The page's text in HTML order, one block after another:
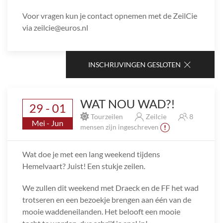
Voor vragen kun je contact opnemen met de ZeilCie
via zeilcie@euros.nl
INSCHRIJVINGEN GESLOTEN
29 - 01
Mei - Jun
WAT NOU WAD?!
Tourzeilen Zeilcie
8
mensen zijn ingeschreven
Wat doe je met een lang weekend tijdens
Hemelvaart? Juist! Een stukje zeilen.
We zullen dit weekend met Draeck en de FF het wad
trotseren en een bezoekje brengen aan één van de
mooie waddeneilanden. Het belooft een mooie